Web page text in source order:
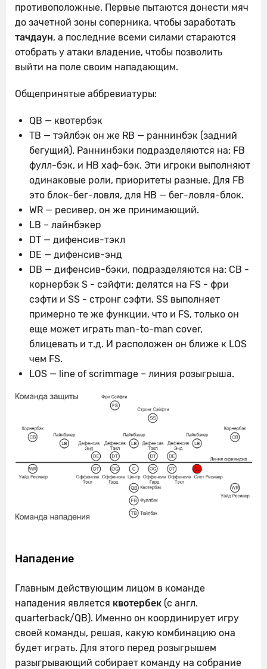
противоположные. Первые пытаются донести мяч
до зачетной зоны соперника, чтобы заработать
тачдаун, а последние всеми силами стараются
отобрать у атаки владение, чтобы позволить
выйти на поле своим нападающим.
Общепринятые аббревиатуры:
QB — квотербэк
TB — тэйлбэк он же RB — раннинбэк (задний
бегущий). Раннинбэки подразделяются на: FB
фулл-бэк, и HB хаф-бэк. Эти игроки выполняют
одинаковые роли, приоритеты разные. Для FB
это блок-бег-ловля, для HB — бег-ловля-блок.
WR — ресивер, он же принимающий.
LB – лайнбэкер
DT — дифенсив-тэкл
DE — дифенсив-энд
DB — дифенсив-бэки, подразделяются на: СВ -
корнербэк S - сэйфти: делятся на FS - фри
сэфти и SS - стронг сэфти. SS выполняет
примерно те же функции, что и FS, только он
еще может играть man-to-man cover,
блицевать и т.д. И расположен он ближе к LOS
чем FS.
LOS — line of scrimmage – линия розыгрыша.
Нападение
Главным действующим лицом в команде
нападения является квотербек (с англ.
quarterback/QB). Именно он координирует игру
своей команды, решая, какую комбинацию она
будет играть. Для этого перед розыгрышем
разыгрывающий собирает команду на собрание